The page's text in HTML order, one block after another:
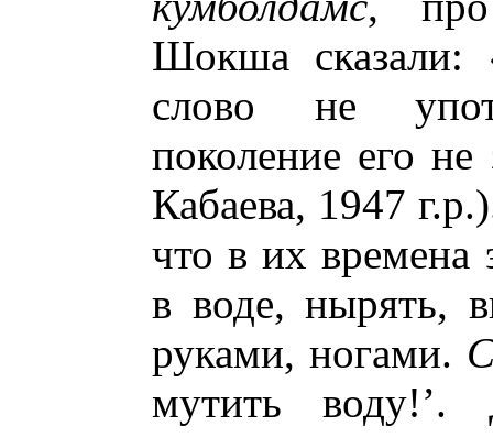
Шокша сказали:
слово не
поколение его
Кабаева, 1947
что в их времена
в воде, нырять,
руками, ногами.
мутить воду!’.